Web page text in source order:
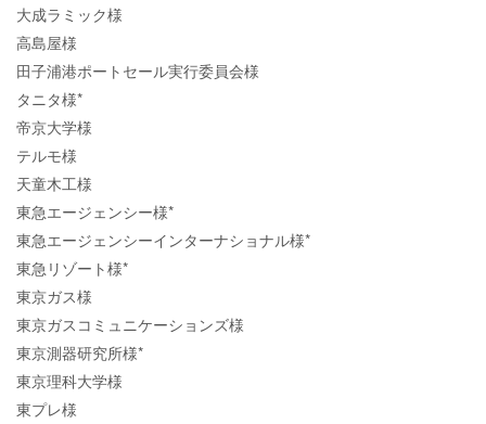
大成ラミック様
高島屋様
田子浦港ポートセール実行委員会様
タニタ様*
帝京大学様
テルモ様
天童木工様
東急エージェンシー様*
東急エージェンシーインターナショナル様*
東急リゾート様*
東京ガス様
東京ガスコミュニケーションズ様
東京測器研究所様*
東京理科大学様
東プレ様